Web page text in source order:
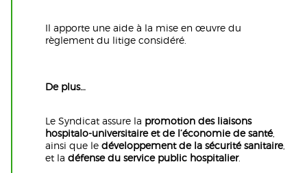
Il apporte une aide à la mise en œuvre du
règlement du litige considéré.
De plus…
Le Syndicat assure la promotion des liaisons
hospitalo-universitaire et de l’économie de santé,
ainsi que le développement de la sécurité sanitaire,
et la défense du service public hospitalier.